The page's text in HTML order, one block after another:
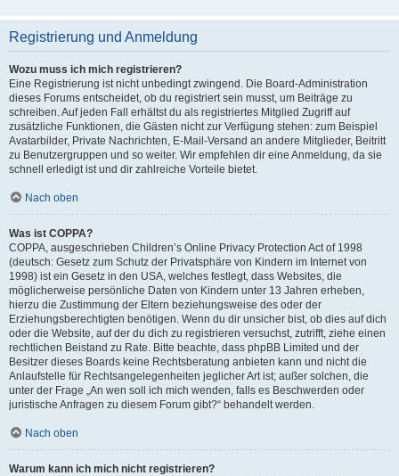
Registrierung und Anmeldung
Wozu muss ich mich registrieren?
Eine Registrierung ist nicht unbedingt zwingend. Die Board-Administration
dieses Forums entscheidet, ob du registriert sein musst, um Beiträge zu
schreiben. Auf jeden Fall erhältst du als registriertes Mitglied Zugriff auf
zusätzliche Funktionen, die Gästen nicht zur Verfügung stehen: zum Beispiel
Avatarbilder, Private Nachrichten, E-Mail-Versand an andere Mitglieder, Beitritt
zu Benutzergruppen und so weiter. Wir empfehlen dir eine Anmeldung, da sie
schnell erledigt ist und dir zahlreiche Vorteile bietet.
Nach oben
Was ist COPPA?
COPPA, ausgeschrieben Children’s Online Privacy Protection Act of 1998
(deutsch: Gesetz zum Schutz der Privatsphäre von Kindern im Internet von
1998) ist ein Gesetz in den USA, welches festlegt, dass Websites, die
möglicherweise persönliche Daten von Kindern unter 13 Jahren erheben,
hierzu die Zustimmung der Eltern beziehungsweise des oder der
Erziehungsberechtigten benötigen. Wenn du dir unsicher bist, ob dies auf dich
oder die Website, auf der du dich zu registrieren versuchst, zutrifft, ziehe einen
rechtlichen Beistand zu Rate. Bitte beachte, dass phpBB Limited und der
Besitzer dieses Boards keine Rechtsberatung anbieten kann und nicht die
Anlaufstelle für Rechtsangelegenheiten jeglicher Art ist; außer solchen, die
unter der Frage „An wen soll ich mich wenden, falls es Beschwerden oder
juristische Anfragen zu diesem Forum gibt?“ behandelt werden.
Nach oben
Warum kann ich mich nicht registrieren?